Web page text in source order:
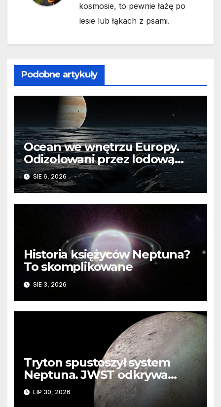
kosmosie, to pewnie łażę po
lesie lub łąkach z psami.
Podobne artykuły
Ocean we wnętrzu Europy.
Odizolowani przez lodową
barierę
SIE 6, 2026
Historia księżyców Neptuna?
To skomplikowane
SIE 3, 2026
Tryton spustoszył system
Neptuna. JWST odkrywa
ślady kosmicznej katastrofy i
zaginionego lodu
LIP 30, 2026